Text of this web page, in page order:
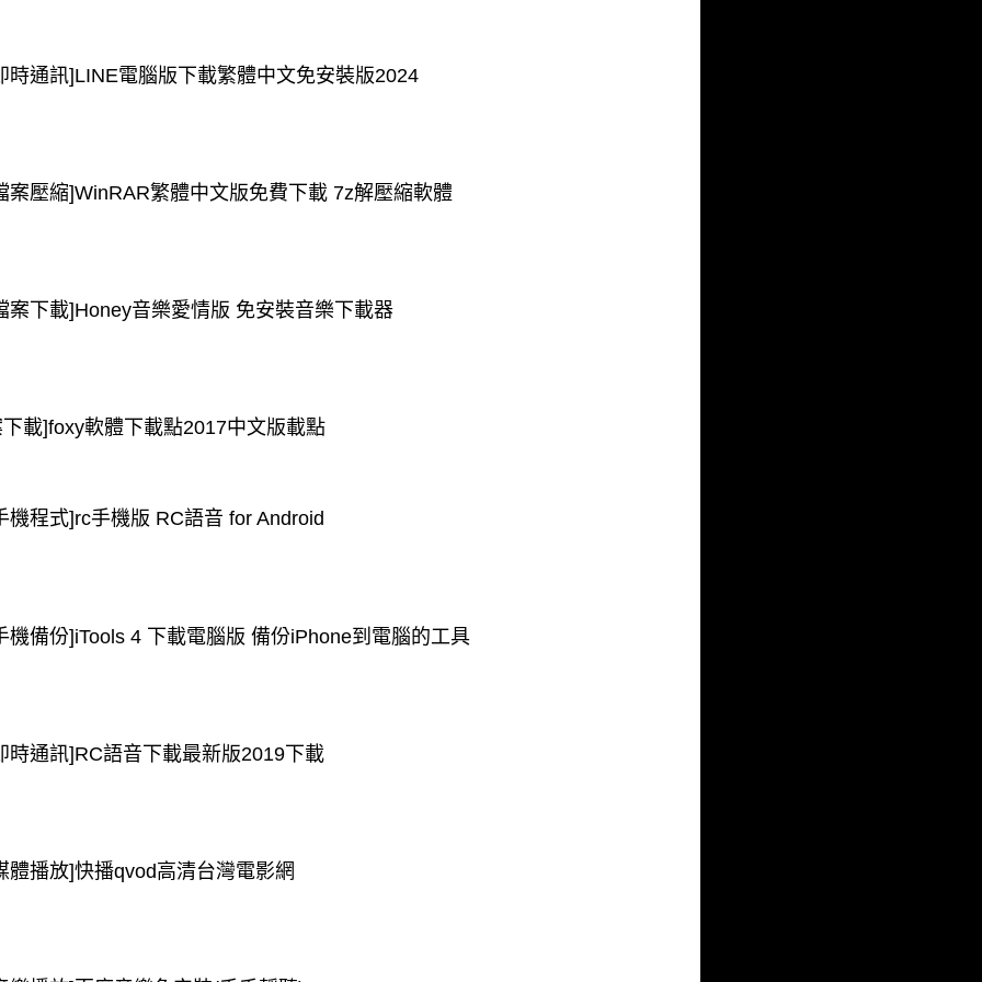
時通訊]LINE電腦版下載繁體中文免安裝版2024
案壓縮]WinRAR繁體中文版免費下載 7z解壓縮軟體
案下載]Honey音樂愛情版 免安裝音樂下載器
載]foxy軟體下載點2017中文版載點
機程式]rc手機版 RC語音 for Android
機備份]iTools 4 下載電腦版 備份iPhone到電腦的工具
時通訊]RC語音下載最新版2019下載
體播放]快播qvod高清台灣電影網